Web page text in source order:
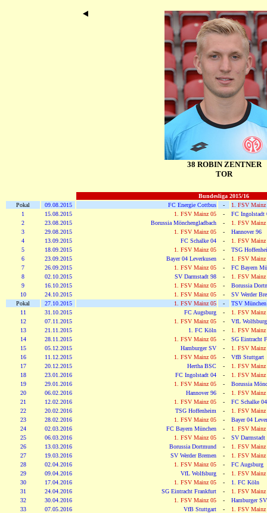
38 ROBIN ZENTNER
TOR
Bundesliga 2015/16
Pokal
09.08.2015 FC Energie Cottbus -
1. FSV Mainz
1
15.08.2015 1. FSV Mainz 05 -
FC Ingolstadt
2
23.08.2015 Borussia Mönchengladbach -
1. FSV Mainz
3
29.08.2015 1. FSV Mainz 05 -
Hannover 96
4
13.09.2015 FC Schalke 04 -
1. FSV Mainz
5
18.09.2015 1. FSV Mainz 05 -
TSG
6
23.09.2015 Bayer 04 Leverkusen -
1. FSV Mainz
7
26.09.2015 1. FSV Mainz 05 -
FC Bayern
8
02.10.2015 SV Darmstadt 98 -
1. FSV Mainz
9
16.10.2015 1. FSV Mainz 05 -
Borussia
10
24.10.2015 1. FSV Mainz 05 -
SV Werder
Pokal
27.10.2015 1. FSV Mainz 05 -
TSV
11
31.10.2015 FC Augsburg -
1. FSV Mainz
12
07.11.2015 1. FSV Mainz 05 -
VfL Wolfsburg
13
21.11.2015 1. FC Köln -
1. FSV Mainz
14
28.11.2015 1. FSV Mainz 05 -
SG Eintracht
15
05.12.2015 Hamburger SV -
1. FSV Mainz
16
11.12.2015 1. FSV Mainz 05 -
VfB Stuttgart
17
20.12.2015 Hertha BSC -
1. FSV Mainz
18
23.01.2016 FC Ingolstadt 04 -
1. FSV Mainz
19
29.01.2016 1. FSV Mainz 05 -
Borussia
20
06.02.2016 Hannover 96 -
1. FSV Mainz
21
12.02.2016 1. FSV Mainz 05 -
FC Schalke 04
22
20.02.2016 TSG Hoffenheim -
1. FSV Mainz
23
28.02.2016 1. FSV Mainz 05 -
Bayer 04
24
02.03.2016 FC Bayern München -
1. FSV Mainz
25
06.03.2016 1. FSV Mainz 05 -
SV Darmstadt
26
13.03.2016 Borussia Dortmund -
1. FSV Mainz
27
19.03.2016 SV Werder Bremen -
1. FSV Mainz
28
02.04.2016 1. FSV Mainz 05 -
FC Augsburg
29
09.04.2016 VfL Wolfsburg -
1. FSV Mainz
30
17.04.2016 1. FSV Mainz 05 -
1. FC Köln
31
24.04.2016 SG Eintracht Frankfurt -
1. FSV Mainz
32
30.04.2016 1. FSV Mainz 05 -
Hamburger SV
33
07.05.2016 VfB Stuttgart -
1. FSV Mainz